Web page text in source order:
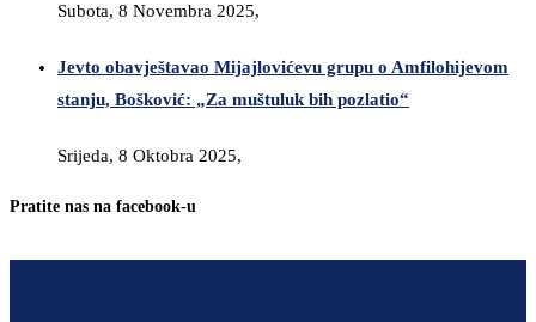
Subota, 8 Novembra 2025,
Jevto obavještavao Mijajlovićevu grupu o Amfilohijevom
stanju, Bošković: „Za muštuluk bih pozlatio“
Srijeda, 8 Oktobra 2025,
Pratite nas na facebook-u